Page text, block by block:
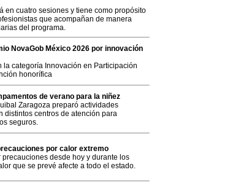
en cuatro sesiones y tiene como propósito
que acompañan de manera
del programa.
NovaGob México 2026 por innovación
categoría Innovación en Participación
honorífica
de verano para la niñez
Zaragoza preparó actividades
distintos centros de atención para
seguros.
por calor extremo
desde hoy y durante los
que se prevé afecte a todo el estado.